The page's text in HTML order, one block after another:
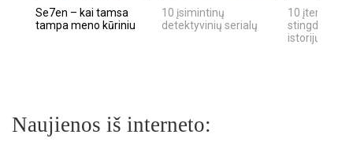
Se7en – kai tamsa
tampa meno kūriniu
10 įsimintinų
detektyvinių serialų
10 įtemptų,
stingdančių
istorijų
Naujienos iš interneto: